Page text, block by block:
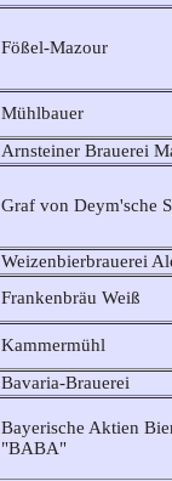
Fößel-Mazour
Mühlbauer
Arnsteiner Brauerei
Graf von Deym'sche
Weizenbierbrauerei
Frankenbräu Weiß
Kammermühl
Bavaria-Brauerei
Bayerische Aktien
"BABA"